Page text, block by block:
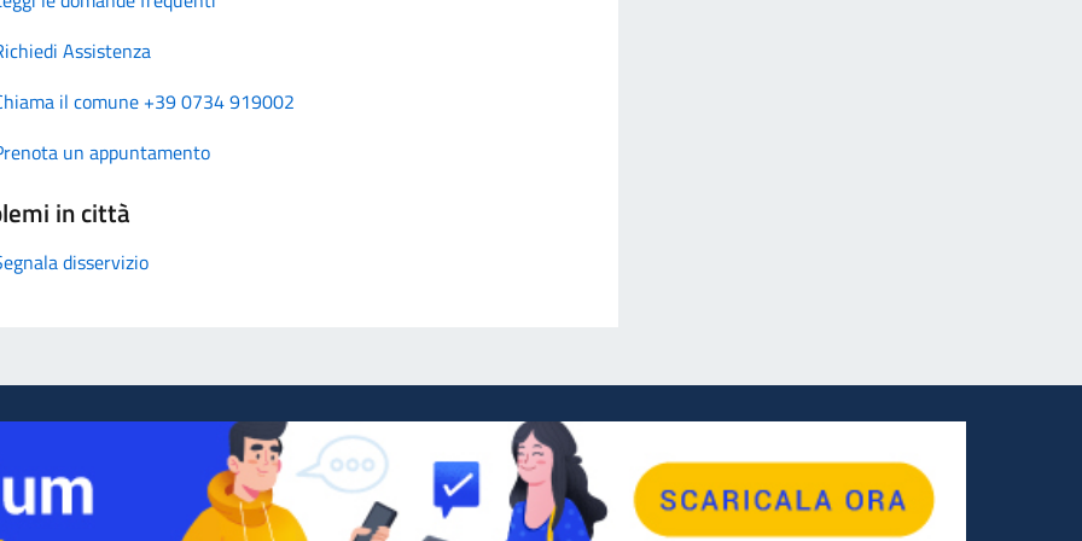
Assistenza
il comune +39 0734 919002
un appuntamento
in città
disservizio